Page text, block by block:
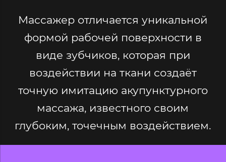
Массажер отличается уникальной
формой рабочей поверхности в
виде зубчиков, которая при
воздействии на ткани создаёт
точную имитацию акупунктурного
массажа, известного своим
глубоким, точечным воздействием.